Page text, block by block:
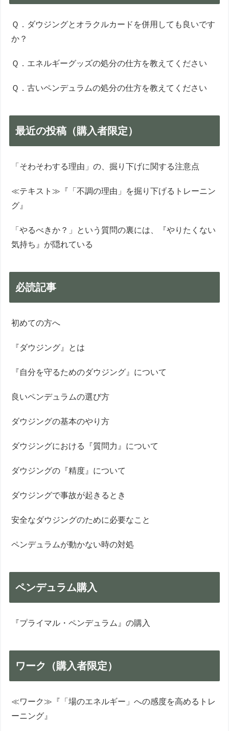
Ｑ．ダウジングとオラクルカードを併用しても良いです
か？
Ｑ．エネルギーグッズの処分の仕方を教えてください
Ｑ．古いペンデュラムの処分の仕方を教えてください
最近の投稿（購入者限定）
「そわそわする理由」の、掘り下げに関する注意点
≪テキスト≫『「不調の理由」を掘り下げるトレーニン
グ』
「やるべきか？」という質問の裏には、『やりたくない
気持ち』が隠れている
必読記事
初めての方へ
『ダウジング』とは
『自分を守るためのダウジング』について
良いペンデュラムの選び方
ダウジングの基本のやり方
ダウジングにおける『質問力』について
ダウジングの『精度』について
ダウジングで事故が起きるとき
安全なダウジングのために必要なこと
ペンデュラムが動かない時の対処
ペンデュラム購入
『プライマル・ペンデュラム』の購入
ワーク（購入者限定）
≪ワーク≫『「場のエネルギー」への感度を高めるトレ
ーニング』